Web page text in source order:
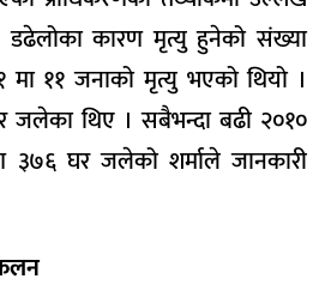
कारण मृत्यु हुनेको संख्या
११ जनाको मृत्यु भएको थियो ।
जलेका थिए । सबैभन्दा बढी २०१०
घर जलेको शर्माले जानकारी